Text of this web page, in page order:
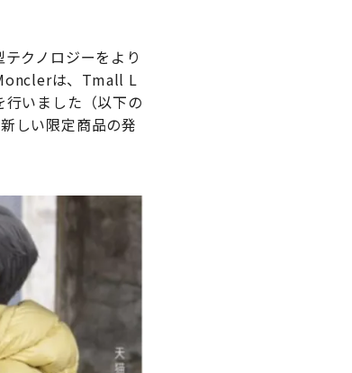
クノロジーをより
は、Tmall L
いました（以下の
しい限定商品の発